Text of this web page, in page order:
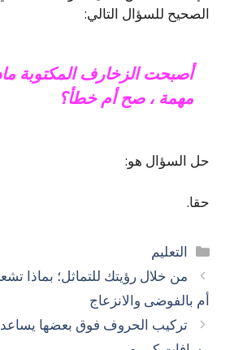
الصحيح للسؤال التالي:
أصبحت الزخارف المكتوبة
مهمة ، صح أم خطأ؟
حل السؤال هو:
حقا.
التصنيفات
التعليم
من خلال رؤيتك للتماثل؛ بماذا
أم بالفوضى والانزعاج
تركيب الحروف فوق بعضها